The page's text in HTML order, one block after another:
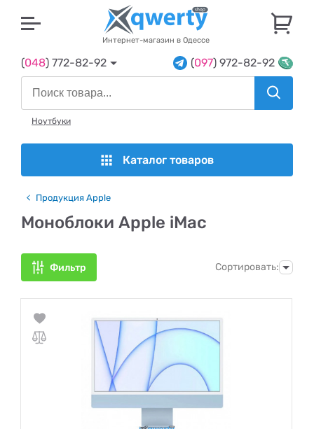
Интернет-магазин в Одессе
(048) 772-82-92 (097) 972-82-92
Ноутбуки
Каталог товаров
Продукция Apple
Моноблоки Apple iMac
Фильтр Сортировать: